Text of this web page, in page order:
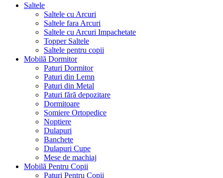
Saltele
Saltele cu Arcuri
Saltele fara Arcuri
Saltele cu Arcuri Impachetate
Topper Saltele
Saltele pentru copii
Mobilă Dormitor
Paturi Dormitor
Paturi din Lemn
Paturi din Metal
Paturi fără depozitare
Dormitoare
Somiere Ortopedice
Noptiere
Dulapuri
Banchete
Dulapuri Cupe
Mese de machiaj
Mobilă Pentru Copii
Paturi Pentru Copii